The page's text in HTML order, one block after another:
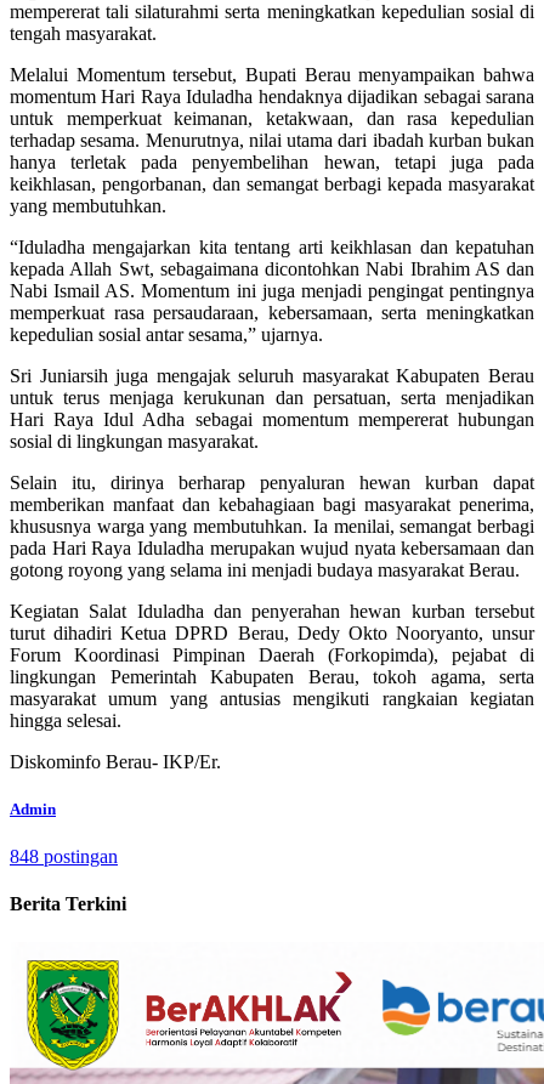
mempererat tali silaturahmi serta meningkatkan kepedulian sosial di
tengah masyarakat.
Melalui Momentum tersebut, Bupati Berau menyampaikan bahwa
momentum Hari Raya Iduladha hendaknya dijadikan sebagai sarana
untuk memperkuat keimanan, ketakwaan, dan rasa kepedulian
terhadap sesama. Menurutnya, nilai utama dari ibadah kurban bukan
hanya terletak pada penyembelihan hewan, tetapi juga pada
keikhlasan, pengorbanan, dan semangat berbagi kepada masyarakat
yang membutuhkan.
“Iduladha mengajarkan kita tentang arti keikhlasan dan kepatuhan
kepada Allah Swt, sebagaimana dicontohkan Nabi Ibrahim AS dan
Nabi Ismail AS. Momentum ini juga menjadi pengingat pentingnya
memperkuat rasa persaudaraan, kebersamaan, serta meningkatkan
kepedulian sosial antar sesama,” ujarnya.
Sri Juniarsih juga mengajak seluruh masyarakat Kabupaten Berau
untuk terus menjaga kerukunan dan persatuan, serta menjadikan
Hari Raya Idul Adha sebagai momentum mempererat hubungan
sosial di lingkungan masyarakat.
Selain itu, dirinya berharap penyaluran hewan kurban dapat
memberikan manfaat dan kebahagiaan bagi masyarakat penerima,
khususnya warga yang membutuhkan. Ia menilai, semangat berbagi
pada Hari Raya Iduladha merupakan wujud nyata kebersamaan dan
gotong royong yang selama ini menjadi budaya masyarakat Berau.
Kegiatan Salat Iduladha dan penyerahan hewan kurban tersebut
turut dihadiri Ketua DPRD Berau, Dedy Okto Nooryanto, unsur
Forum Koordinasi Pimpinan Daerah (Forkopimda), pejabat di
lingkungan Pemerintah Kabupaten Berau, tokoh agama, serta
masyarakat umum yang antusias mengikuti rangkaian kegiatan
hingga selesai.
Diskominfo Berau- IKP/Er.
Admin
848 postingan
Berita Terkini